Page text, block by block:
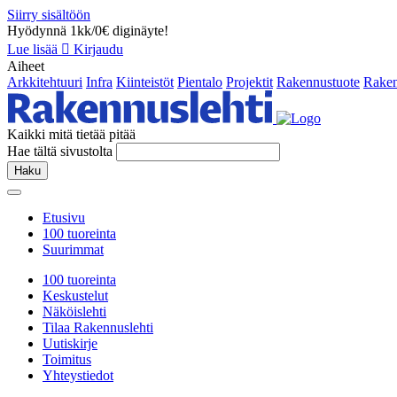
Siirry sisältöön
Hyödynnä 1kk/0€ diginäyte!
Lue lisää
Kirjaudu
Aiheet
Arkkitehtuuri Infra Kiinteistöt Pientalo Projektit Rakennustuote
Kaikki mitä tietää pitää
Hae tältä sivustolta
Haku
Etusivu
100 tuoreinta
Suurimmat
100 tuoreinta
Keskustelut
Näköislehti
Tilaa Rakennuslehti
Uutiskirje
Toimitus
Yhteystiedot